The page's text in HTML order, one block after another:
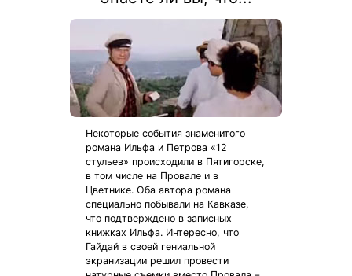
Некоторые события знаменитого
романа Ильфа и Петрова «12
стульев» происходили в Пятигорске,
в том числе на Провале и в
Цветнике. Оба автора романа
специально побывали на Кавказе,
что подтверждено в записных
книжках Ильфа. Интересно, что
Гайдай в своей гениальной
экранизации решил провести